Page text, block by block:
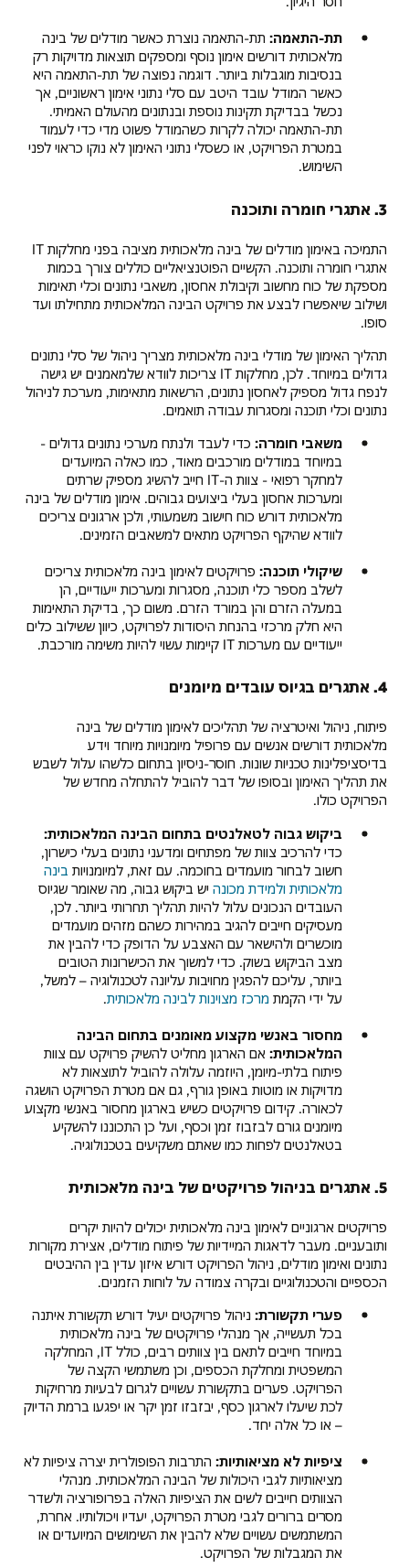
פרויקטים:
תקשורת
וציפיות
בעייתיות
בקרב
המחלקות
ניהול
נתונים:
בעיות
פרטיות,
ובעלות
ברחבי
הארגון
תת-התאמה: תת-התאמה נוצרת כאשר מודלים של בינה
מלאכותית דורשים אימון נוסף ומספקים תוצאות מדויקות רק
בנסיבות מוגבלות ביותר. דוגמה נפוצה של תת-התאמה היא
כאשר המודל עובד היטב עם סלי נתוני אימון ראשוניים, אך
נכשל בבדיקת תקינות נוספת ובנתונים מהעולם האמיתי.
תת-התאמה יכולה לקרות כשהמודל פשוט מדי כדי לעמוד
במטרת הפרויקט, או כשסלי נתוני האימון לא נוקו כראוי לפני
השימוש.
3. אתגרי חומרה ותוכנה
התמיכה באימון מודלים של בינה מלאכותית מציבה בפני מחלקות IT
אתגרי חומרה ותוכנה. הקשיים הפוטנציאליים כוללים צורך בכמות
מספקת של כוח מחשוב וקיבולת אחסון, משאבי נתונים וכלי תאימות
ושילוב שיאפשרו לבצע את פרויקט הבינה המלאכותית מתחילתו ועד
סופו.
תהליך האימון של מודלי בינה מלאכותית מצריך ניהול של סלי נתונים
גדולים במיוחד. לכן, מחלקות IT צריכות לוודא שלמאמנים יש גישה
לנפח גדול מספיק לאחסון נתונים, הרשאות מתאימות, מערכת לניהול
נתונים וכלי תוכנה ומסגרות עבודה תואמים.
משאבי חומרה: כדי לעבד ולנתח מערכי נתונים גדולים -
במיוחד במודלים מורכבים מאוד, כמו כאלה המיועדים
למחקר רפואי - צוות ה-IT חייב להשיג מספיק שרתים
ומערכות אחסון בעלי ביצועים גבוהים. אימון מודלים של בינה
מלאכותית דורש כוח חישוב משמעותי, ולכן ארגונים צריכים
לוודא שהיקף הפרויקט מתאים למשאבים הזמינים.
שיקולי תוכנה: פרויקטים לאימון בינה מלאכותית צריכים
לשלב מספר כלי תוכנה, מסגרות ומערכות ייעודיים, הן
במעלה הזרם והן במורד הזרם. משום כך, בדיקת התאימות
היא חלק מרכזי בהנחת היסודות לפרויקט, כיוון ששילוב כלים
ייעודיים עם מערכות IT קיימות עשוי להיות משימה מורכבת.
4. אתגרים בגיוס עובדים מיומנים
פיתוח, ניהול ואיטרציה של תהליכים לאימון מודלים של בינה
מלאכותית דורשים אנשים עם פרופיל מיומנויות מיוחד וידע
בדיסציפלינות טכניות שונות. חוסר-ניסיון בתחום כלשהו עלול לשבש
את תהליך האימון ובסופו של דבר להוביל להתחלה מחדש של
הפרויקט כולו.
ביקוש גבוה לטאלנטים בתחום הבינה המלאכותית:
כדי להרכיב צוות של מפתחים ומדעני נתונים בעלי כישרון,
חשוב לבחור מועמדים בחוכמה. עם זאת, למיומנויות בינה
מלאכותית ולמידת מכונה יש ביקוש גבוה, מה שאומר שגיוס
העובדים הנכונים עלול להיות תהליך תחרותי ביותר. לכן,
מעסיקים חייבים להגיב במהירות כשהם מזהים מועמדים
מוכשרים ולהישאר עם האצבע על הדופק כדי להבין את
מצב הביקוש בשוק. כדי למשוך את הכישרונות הטובים
ביותר, עליכם להפגין מחויבות עליונה לטכנולוגיה – למשל,
על ידי הקמת מרכז מצוינות לבינה מלאכותית.
מחסור באנשי מקצוע מאומנים בתחום הבינה
המלאכותית: אם הארגון מחליט להשיק פרויקט עם צוות
פיתוח בלתי-מיומן, היוזמה עלולה להוביל לתוצאות לא
מדויקות או מוטות באופן גורף, גם אם מטרת הפרויקט הושגה
לכאורה. קידום פרויקטים כשיש בארגון מחסור באנשי מקצוע
מיומנים גורם לבזבוז זמן וכסף, ועל כן התכוננו להשקיע
בטאלנטים לפחות כמו שאתם משקיעים בטכנולוגיה.
5. אתגרים בניהול פרויקטים של בינה מלאכותית
פרויקטים ארגוניים לאימון בינה מלאכותית יכולים להיות יקרים
ותובעניים. מעבר לדאגות המיידיות של פיתוח מודלים, אצירת מקורות
נתונים ואימון מודלים, ניהול הפרויקט דורש איזון עדין בין ההיבטים
הכספיים והטכנולוגיים ובקרה צמודה על לוחות הזמנים.
פערי תקשורת: ניהול פרויקטים יעיל דורש תקשורת איתנה
בכל תעשייה, אך מנהלי פרויקטים של בינה מלאכותית
במיוחד חייבים לתאם בין צוותים רבים, כולל IT, המחלקה
המשפטית ומחלקת הכספים, וכן משתמשי הקצה של
הפרויקט. פערים בתקשורת עשויים לגרום לבעיות מרחיקות
לכת שיעלו לארגון כסף, יבזבזו זמן יקר או יפגעו ברמת הדיוק
– או כל אלה יחד.
ציפיות לא מציאותיות: התרבות הפופולרית יצרה ציפיות לא
מציאותיות לגבי היכולות של הבינה המלאכותית. מנהלי
הצוותים חייבים לשים את הציפיות האלה בפרופורציה ולשדר
מסרים ברורים לגבי מטרת הפרויקט, יעדיו ויכולותיו. אחרת,
המשתמשים עשויים שלא להבין את השימושים המיועדים או
את המגבלות של הפרויקט.